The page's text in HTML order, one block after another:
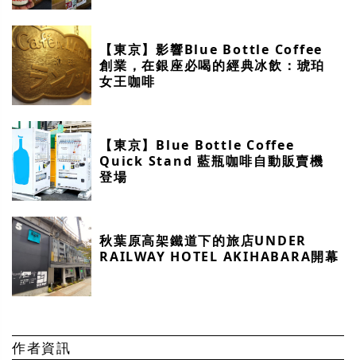
【東京】影響Blue Bottle Coffee
創業，在銀座必喝的經典冰飲：琥珀
女王咖啡
【東京】Blue Bottle Coffee
Quick Stand 藍瓶咖啡自動販賣機
登場
秋葉原高架鐵道下的旅店UNDER
RAILWAY HOTEL AKIHABARA開幕
作者資訊